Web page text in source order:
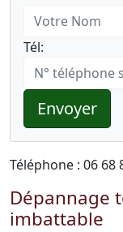
Tél:
Envoyer
Téléphone : 06 68
Dépannage
imbattable